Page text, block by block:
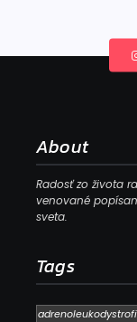
About
Radosť zo života
venované
sveta.
Tags